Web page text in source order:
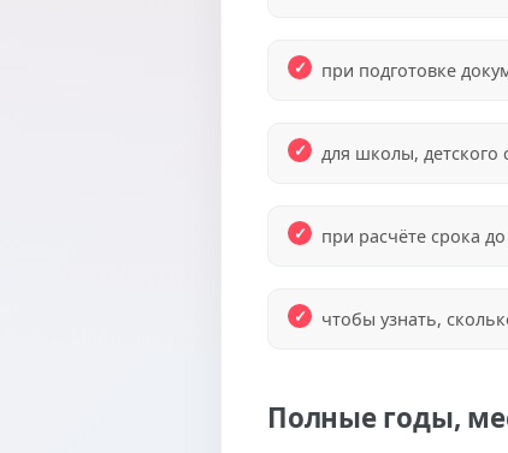
при подготовке
для школы, детского
при расчёте срока
чтобы узнать,
Полные годы,